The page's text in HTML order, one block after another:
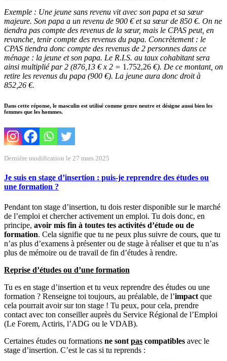
Exemple : Une jeune sans revenu vit avec son papa et sa sœur
majeure. Son papa a un revenu de 900 € et sa sœur de 850 €. On ne
tiendra pas compte des revenus de la sœur, mais le CPAS peut, en
revanche, tenir compte des revenus du papa. Concrètement : le
CPAS tiendra donc compte des revenus de 2 personnes dans ce
ménage : la jeune et son papa. Le R.I.S. au taux cohabitant sera
ainsi multiplié par 2 (876,13 € x 2 = 1.752,26 €). De ce montant, on
retire les revenus du papa (900 €). La jeune aura donc droit à
852,26 €.
Dans cette réponse, le masculin est utilisé comme genre neutre et désigne aussi bien les
femmes que les hommes.
Dernière modification le 27 mars 2025
Je suis en stage d’insertion : puis-je reprendre des études ou
une formation ?
Pendant ton stage d’insertion, tu dois rester disponible sur le marché
de l’emploi et chercher activement un emploi. Tu dois donc, en
principe, avoir mis fin à toutes tes activités d’étude ou de
formation. Cela signifie que tu ne peux plus suivre de cours, que tu
n’as plus d’examens à présenter ou de stage à réaliser et que tu n’as
plus de mémoire ou de travail de fin d’études à rendre.
Reprise d’études ou d’une formation
Tu es en stage d’insertion et tu veux reprendre des études ou une
formation ? Renseigne toi toujours, au préalable, de l’impact que
cela pourrait avoir sur ton stage ! Tu peux, pour cela, prendre
contact avec ton conseiller auprès du Service Régional de l’Emploi
(Le Forem, Actiris, l’ADG ou le VDAB).
Certaines études ou formations ne sont pas compatibles avec le
stage d’insertion. C’est le cas si tu reprends :